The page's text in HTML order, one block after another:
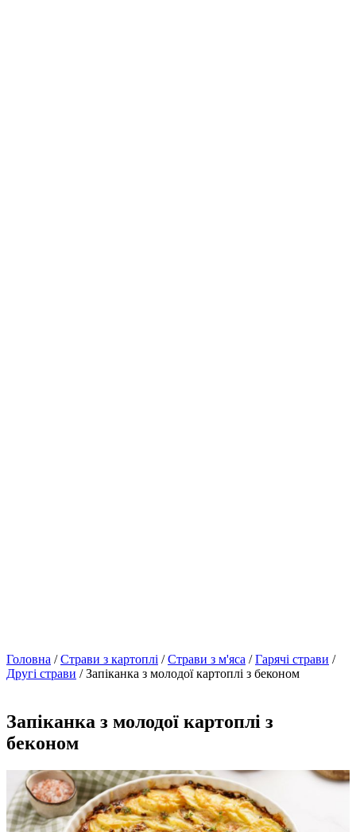
Головна /Страви з картоплі /Страви з м'яса /Гарячі страви /
Другі страви / Запіканка з молодої картоплі з беконом
Запіканка з молодої картоплі з
беконом